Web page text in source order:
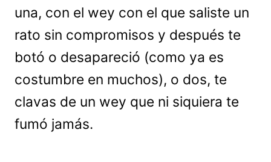
una, con el wey con el que saliste un
rato sin compromisos y después te
botó o desapareció (como ya es
costumbre en muchos), o dos, te
clavas de un wey que ni siquiera te
fumó jamás.